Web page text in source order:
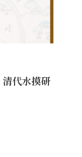
清代水摸研